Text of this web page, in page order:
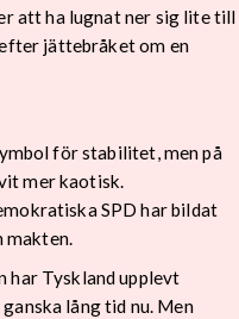
att ha lugnat ner sig lite till
jättebråket om en
för stabilitet, men på
mer kaotisk.
SPD har bildat
makten.
har Tyskland upplevt
lång tid nu. Men